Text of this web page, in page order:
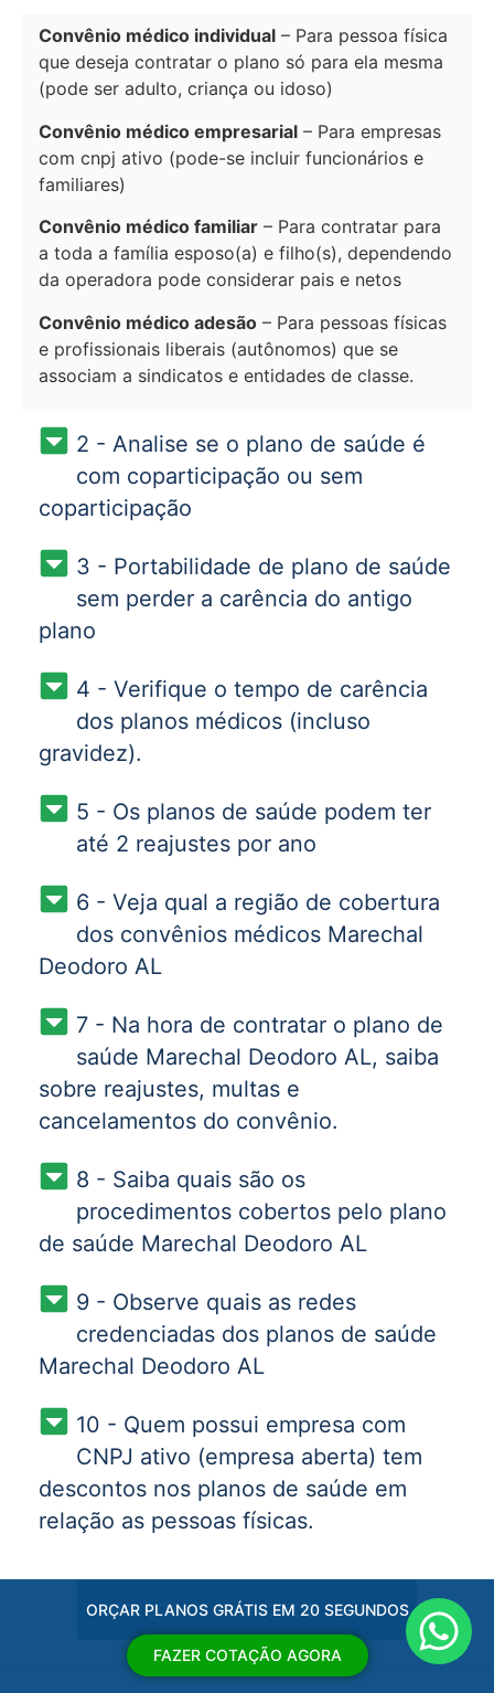
Convênio médico individual – Para pessoa física
que deseja contratar o plano só para ela mesma
(pode ser adulto, criança ou idoso)
Convênio médico empresarial – Para empresas
com cnpj ativo (pode-se incluir funcionários e
familiares)
Convênio médico familiar – Para contratar para
a toda a família esposo(a) e filho(s), dependendo
da operadora pode considerar pais e netos
Convênio médico adesão – Para pessoas físicas
e profissionais liberais (autônomos) que se
associam a sindicatos e entidades de classe.
2 - Analise se o plano de saúde é
com coparticipação ou sem
coparticipação
3 - Portabilidade de plano de saúde
sem perder a carência do antigo
plano
4 - Verifique o tempo de carência
dos planos médicos (incluso
gravidez).
5 - Os planos de saúde podem ter
até 2 reajustes por ano
6 - Veja qual a região de cobertura
dos convênios médicos Marechal
Deodoro AL
7 - Na hora de contratar o plano de
saúde Marechal Deodoro AL, saiba
sobre reajustes, multas e
cancelamentos do convênio.
8 - Saiba quais são os
procedimentos cobertos pelo plano
de saúde Marechal Deodoro AL
9 - Observe quais as redes
credenciadas dos planos de saúde
Marechal Deodoro AL
10 - Quem possui empresa com
CNPJ ativo (empresa aberta) tem
descontos nos planos de saúde em
relação as pessoas físicas.
PREÇOS DE PLANOS DE SAÚDE
ORÇAR PLANOS GRÁTIS EM 20 SEGUNDOS
FAZER COTAÇÃO AGORA